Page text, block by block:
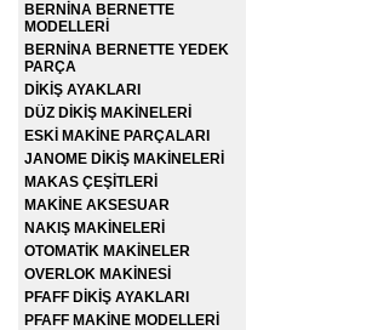
BERNİNA BERNETTE
MODELLERİ
BERNİNA BERNETTE YEDEK
PARÇA
DİKİŞ AYAKLARI
DÜZ DİKİŞ MAKİNELERİ
ESKİ MAKİNE PARÇALARI
JANOME DİKİŞ MAKİNELERİ
MAKAS ÇEŞİTLERİ
MAKİNE AKSESUAR
NAKIŞ MAKİNELERİ
OTOMATİK MAKİNELER
OVERLOK MAKİNESİ
PFAFF DİKİŞ AYAKLARI
PFAFF MAKİNE MODELLERİ